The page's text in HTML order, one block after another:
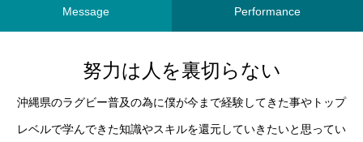
Message Performance
努力は人を裏切らない
沖縄県のラグビー普及の為に僕が今まで経験してきた事やトップ
レベルで学んできた知識やスキルを還元していきたいと思ってい